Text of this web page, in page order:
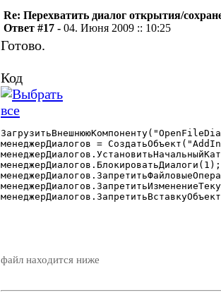
Re: Перехватить диалог открытия/
Ответ #17 - 04. Июня 2009 :: 10:25
Готово.
Код
менеджерДиалогов =
файл находится ниже